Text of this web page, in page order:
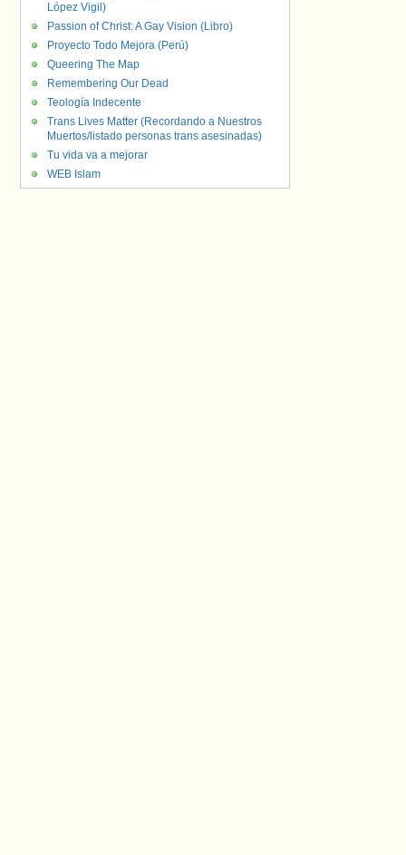
López Vigil)
Passion of Christ: A Gay Vision (Libro)
Proyecto Todo Mejora (Perú)
Queering The Map
Remembering Our Dead
Teología Indecente
Trans Lives Matter (Recordando a Nuestros
Muertos/listado personas trans asesinadas)
Tu vida va a mejorar
WEB Islam